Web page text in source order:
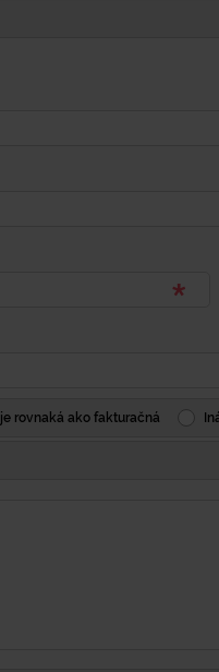
je rovnaká ako fakturačná